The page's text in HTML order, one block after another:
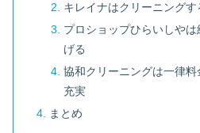
キレイナはクリーニング
プロショップひらいしや
げる
協和クリーニングは一律
充実
まとめ